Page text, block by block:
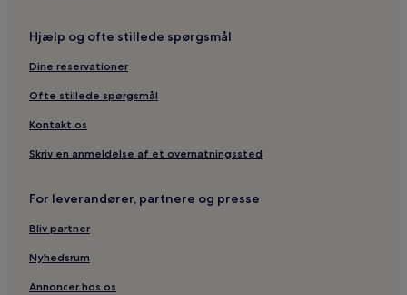
Hjælp og ofte stillede spørgsmål
Dine reservationer
Ofte stillede spørgsmål
Kontakt os
Skriv en anmeldelse af et overnatningssted
For leverandører, partnere og presse
Bliv partner
Nyhedsrum
Annoncer hos os